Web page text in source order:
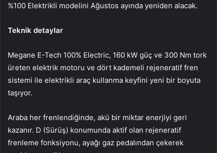
%100 Elektrikli modelini Ağustos ayında yeniden alacak.
Teknik detaylar
Megane E-Tech 100% Electric, 160 kW güç ve 300 Nm tork
üreten elektrik motoru ve dört kademeli rejeneratif fren
sistemi ile elektrikli araç kullanma keyfini yeni bir boyuta
taşıyor.
Araba her frenlendiğinde, akü bir miktar enerjiyi geri
kazanır. D (Sürüş) konumunda aktif olan rejeneratif
frenleme fonksiyonu, ayağı gaz pedalından çekerek